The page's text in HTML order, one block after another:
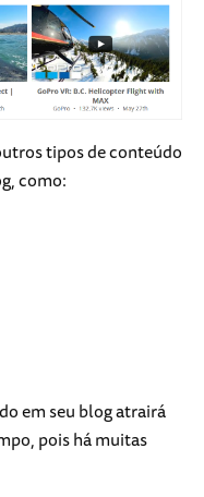
tipos de conteúdo
como:
em seu blog atrairá
pois há muitas